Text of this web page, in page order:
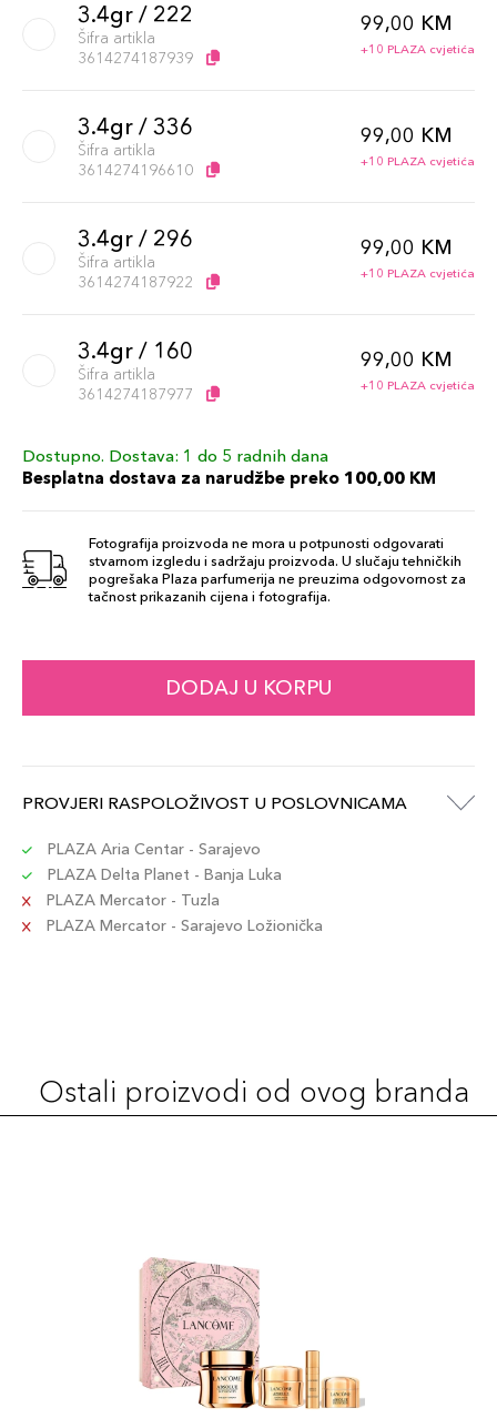
3.4gr / 222
Šifra artikla
3614274187939
99,00 KM
+10 PLAZA cvjetića
3.4gr / 336
Šifra artikla
3614274196610
99,00 KM
+10 PLAZA cvjetića
3.4gr / 296
Šifra artikla
3614274187922
99,00 KM
+10 PLAZA cvjetića
3.4gr / 160
Šifra artikla
3614274187977
99,00 KM
+10 PLAZA cvjetića
3.4gr / 206
Šifra artikla
99,00 KM
3.4gr / 316
Šifra artikla
99,00 KM
3.4gr / 399
3.4gr / 217
3614274196184
99,00 KM
3.4gr / 292
Šifra artikla
Šifra artikla
3614274196542
3.4gr / 505
Šifra artikla
Dostupno. Dostava: 1 do 5 radnih dana
Besplatna dostava za narudžbe preko 100,00 KM
Fotografija proizvoda ne mora u potpunosti odgovarati
stvarnom izgledu i sadržaju proizvoda. U slučaju tehničkih
pogrešaka Plaza parfumerija ne preuzima odgovornost za
tačnost prikazanih cijena i fotografija.
DODAJ U KORPU
PROVJERI RASPOLOŽIVOST U POSLOVNICAMA
PLAZA Aria Centar - Sarajevo
PLAZA Delta Planet - Banja Luka
PLAZA Mercator - Tuzla
PLAZA Mercator - Sarajevo Ložionička
Ostali proizvodi od ovog branda